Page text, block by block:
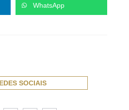
WhatsApp
SOCIAIS